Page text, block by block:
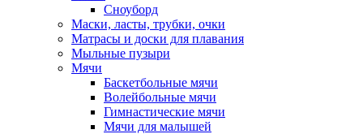
Сноуборд
Маски, ласты, трубки, очки
Матрасы и доски для плавания
Мыльные пузыри
Мячи
Баскетбольные мячи
Волейбольные мячи
Гимнастические мячи
Мячи для малышей